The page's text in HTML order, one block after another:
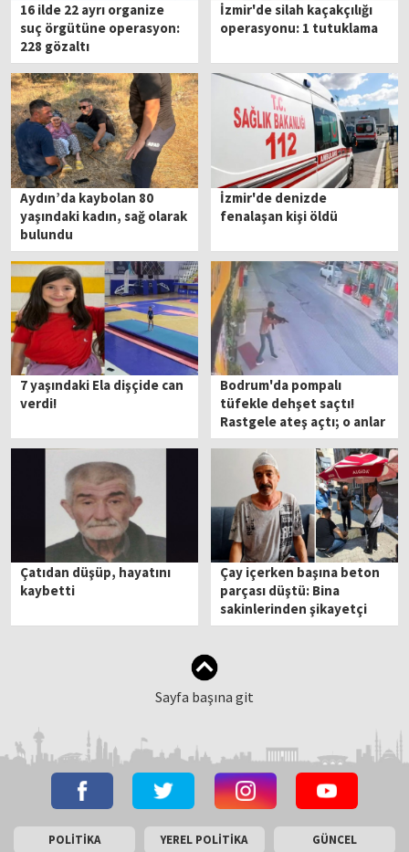
16 ilde 22 ayrı organize
suç örgütüne operasyon:
228 gözaltı
İzmir'de silah kaçakçılığı
operasyonu: 1 tutuklama
Aydın’da kaybolan 80
yaşındaki kadın, sağ olarak
bulundu
İzmir'de denizde
fenalaşan kişi öldü
7 yaşındaki Ela dişçide can
verdi!
Bodrum'da pompalı
tüfekle dehşet saçtı!
Rastgele ateş açtı; o anlar
kamerada
Çatıdan düşüp, hayatını
kaybetti
Çay içerken başına beton
parçası düştü: Bina
sakinlerinden şikayetçi
oldu
Sayfa başına git
POLİTİKA YEREL POLİTİKA GÜNCEL